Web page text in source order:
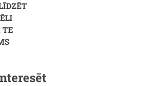
TE